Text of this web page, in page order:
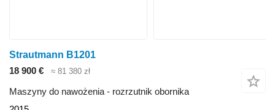
Strautmann B1201
18 900 €
≈ 81 380 zł
Maszyny do nawożenia - rozrzutnik obornika